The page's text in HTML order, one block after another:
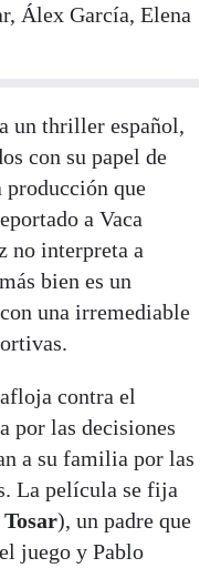
Álex García, Elena
un thriller español,
con su papel de
producción que
a Vaca
no interpreta a
bien es un
una irremediable
contra el
por las decisiones
a su familia por las
La película se fija
), un padre que
juego y Pablo